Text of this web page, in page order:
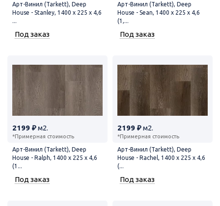
Арт-Винил (Tarkett), Deep
House - Stanley, 1400 x 225 x 4,6
...
Под заказ
Арт-Винил (Tarkett), Deep
House - Sean, 1400 x 225 x 4,6
(1,...
Под заказ
2199 ₽м2.
*Примерная стоимость
Арт-Винил (Tarkett), Deep
House - Ralph, 1400 x 225 x 4,6
(1...
Под заказ
2199 ₽м2.
*Примерная стоимость
Арт-Винил (Tarkett), Deep
House - Rachel, 1400 x 225 x 4,6
(...
Под заказ